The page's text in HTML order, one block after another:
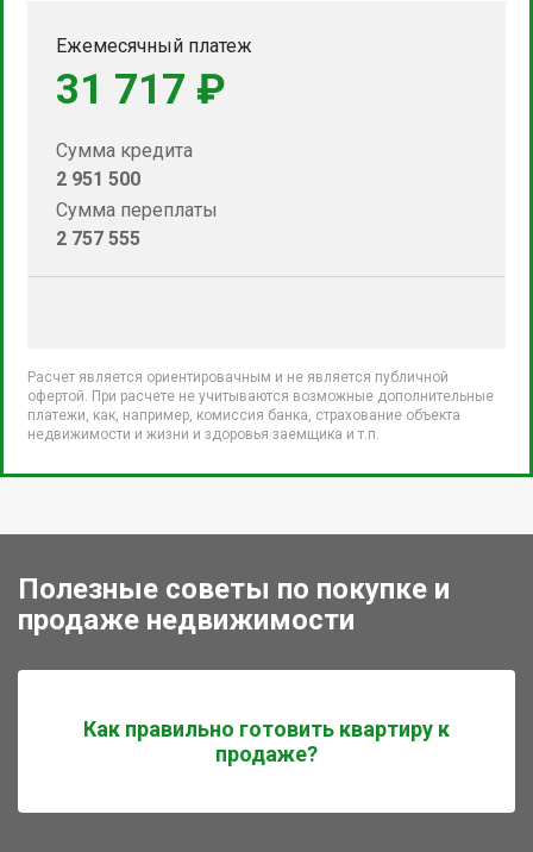
Ежемесячный платеж
31 717 ₽
Сумма кредита
2 951 500
Сумма переплаты
2 757 555
Расчет является ориентировачным и не является публичной
офертой. При расчете не учитываются возможные дополнительные
платежи, как, например, комиссия банка, страхование объекта
недвижимости и жизни и здоровья заемщика и т.п.
Полезные советы по покупке и
продаже недвижимости
Как правильно готовить квартиру к
продаже?